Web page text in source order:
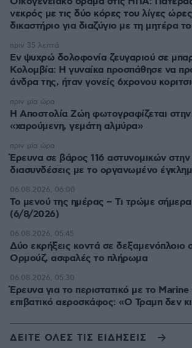
πάει κανείς ένα στοίχημα;
72 προσαγωγές λέει. Πάει κανείς
τους θα "αφέθησαν ελεύθεροι";;;;
τους δεν θα υποστεί το παραμικρό;;;;
2025...
ΑΠΑΝΤΗΣΗ
Παλιά τους είχαν στα ξερονήσια
13.04.2025, 23:25
Ο Εθνάρχης σας ο κουφός τους
ο Ανδρέας τους έβαλε στο Δημόσιο.
ΑΠΑΝΤΗΣΗ
Πες στον Τάσο να σου δώσει 220
14.04.2025, 06:42
compact camera με 5 αστέρια
είναι σε αυτήν την τιμή.
ΑΠΑΝΤΗΣΗ
Δεν